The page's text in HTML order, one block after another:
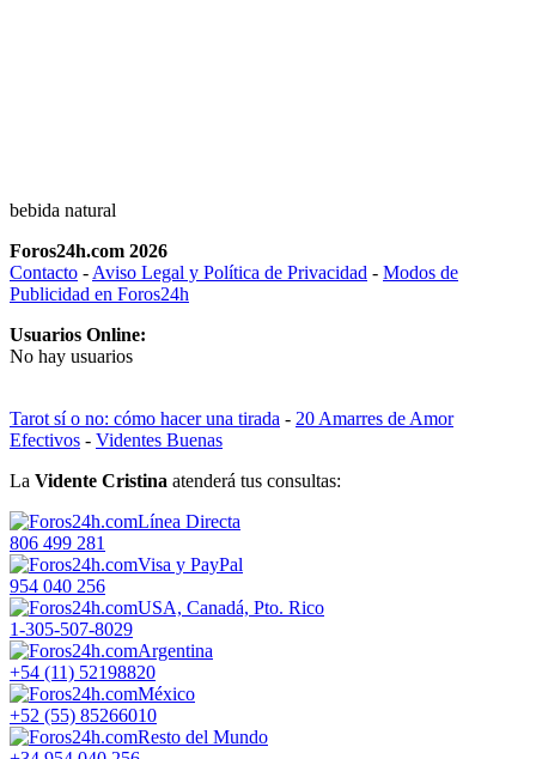
bebida natural
Foros24h.com 2026
Contacto - Aviso Legal y Política de Privacidad - Modos de
Publicidad en Foros24h
Usuarios Online:
No hay usuarios
Tarot sí o no: cómo hacer una tirada - 20 Amarres de Amor
Efectivos - Videntes Buenas
La Vidente Cristina atenderá tus consultas:
Línea Directa
806 499 281
Visa y PayPal
954 040 256
USA, Canadá, Pto. Rico
1-305-507-8029
Argentina
+54 (11) 52198820
México
+52 (55) 85266010
Resto del Mundo